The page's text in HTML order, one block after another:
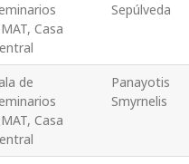
Casa
Sepúlveda
de
Casa
Panayotis
Smyrnelis